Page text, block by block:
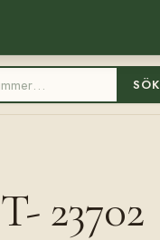
SÖK
23702